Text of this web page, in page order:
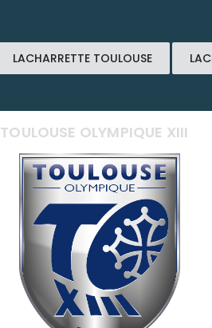
LACHARRETTE TOULOUSE
TOULOUSE OLYMPIQUE XIII